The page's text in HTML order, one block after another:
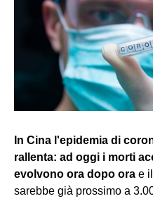
In Cina l'epidemia di
rallenta: ad oggi i morti
evolvono ora dopo ora e
sarebbe già prossimo a